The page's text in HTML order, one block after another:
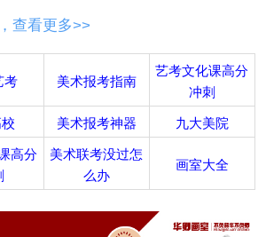
查看更多>>
考 美术报考指南
艺考文化课高分
冲刺
美术报考神器 九大美院
高分
美术联考没过怎
么办
画室大全